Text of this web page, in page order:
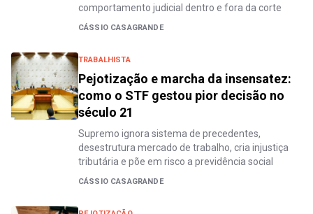
comportamento judicial dentro e fora da corte
CÁSSIO CASAGRANDE
TRABALHISTA
Pejotização e marcha da insensatez:
como o STF gestou pior decisão no
século 21
Supremo ignora sistema de precedentes,
desestrutura mercado de trabalho, cria injustiça
tributária e põe em risco a previdência social
CÁSSIO CASAGRANDE